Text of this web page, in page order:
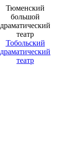
Тюменский
большой
драматический
театр
Тобольский
драматический
театр